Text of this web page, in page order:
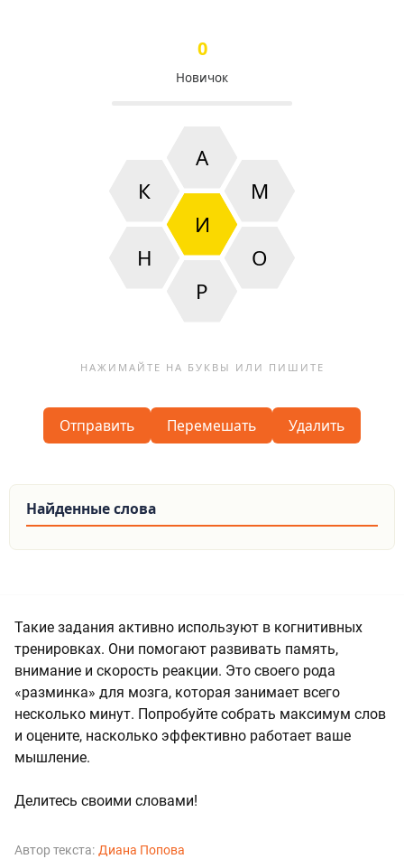
0
Новичок
И
А
К
М
Н
О
Р
Отправить Перемешать Удалить
Найденные слова
Такие задания активно используют в когнитивных
тренировках. Они помогают развивать память,
внимание и скорость реакции. Это своего рода
«разминка» для мозга, которая занимает всего
несколько минут. Попробуйте собрать максимум слов
и оцените, насколько эффективно работает ваше
мышление.
Делитесь своими словами!
Автор текста: Диана Попова